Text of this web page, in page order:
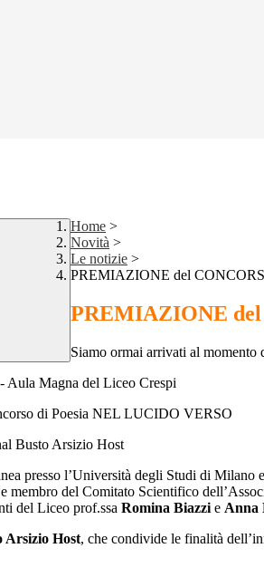
Home >
Novità >
Le notizie >
PREMIAZIONE del
PREMIAZIONE
Siamo ormai arrivati al momento
Aula Magna del Liceo Crespi
di Poesia NEL LUCIDO VERSO
Busto Arsizio Host
presso l’Università degli Studi di
membro del Comitato Scientifico
del Liceo prof.ssa Romina Biazzi e Anna
Arsizio Host, che condivide le finalità